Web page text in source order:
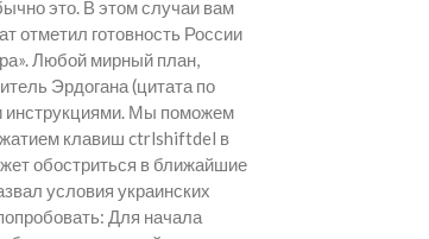
это. В этом случаи вам
отметил готовность России
Любой мирный план,
Эрдогана (цитата по
инструкциями. Мы поможем
клавиш ctrlshiftdel в
обостриться в ближайшие
условия украинских
Для начала